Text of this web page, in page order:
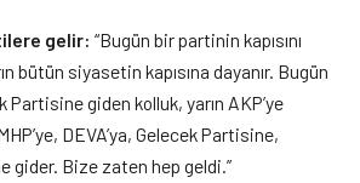
gelir: “Bugün bir partinin kapısını
bütün siyasetin kapısına dayanır. Bugün
Partisine giden kolluk, yarın AKP’ye
DEVA’ya, Gelecek Partisine,
gider. Bize zaten hep geldi.”